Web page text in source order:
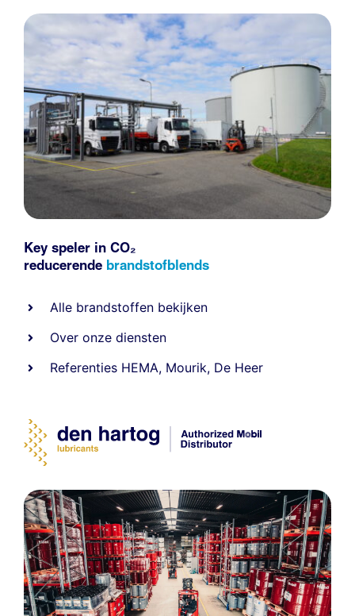
Key speler in CO₂
reducerende brandstofblends
Alle brandstoffen bekijken
Over onze diensten
Referenties HEMA, Mourik, De Heer